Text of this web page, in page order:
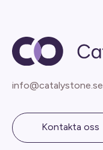
info@catalystone.se
Kontakta oss